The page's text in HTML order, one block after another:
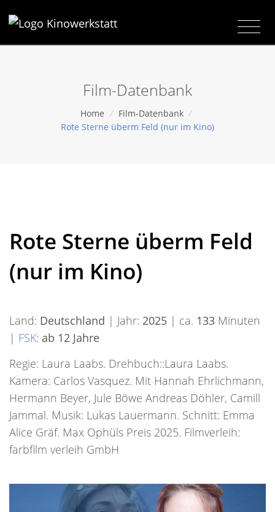
Film-Datenbank
Home / Film-Datenbank /
Rote Sterne überm Feld (nur im Kino)
Rote Sterne überm Feld
(nur im Kino)
Land: Deutschland | Jahr: 2025 | ca. 133 Minuten
| FSK: ab 12 Jahre
Regie: Laura Laabs. Drehbuch::Laura Laabs.
Kamera: Carlos Vasquez. Mit Hannah Ehrlichmann,
Hermann Beyer, Jule Böwe Andreas Döhler, Camill
Jammal. Musik: Lukas Lauermann. Schnitt: Emma
Alice Gräf. Max Ophüls Preis 2025. Filmverleih:
farbfilm verleih GmbH